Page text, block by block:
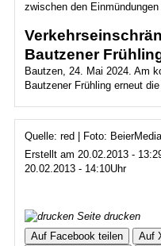
zwischen den
Bautzener
Bautzen, 24. Mai 2024. Am
Bautzener Frühling erneut
Quelle: red | Foto:
Erstellt am 20.02.2013 -
20.02.2013 - 14:10Uhr
Seite drucken
Auf Facebook teilen
Auf